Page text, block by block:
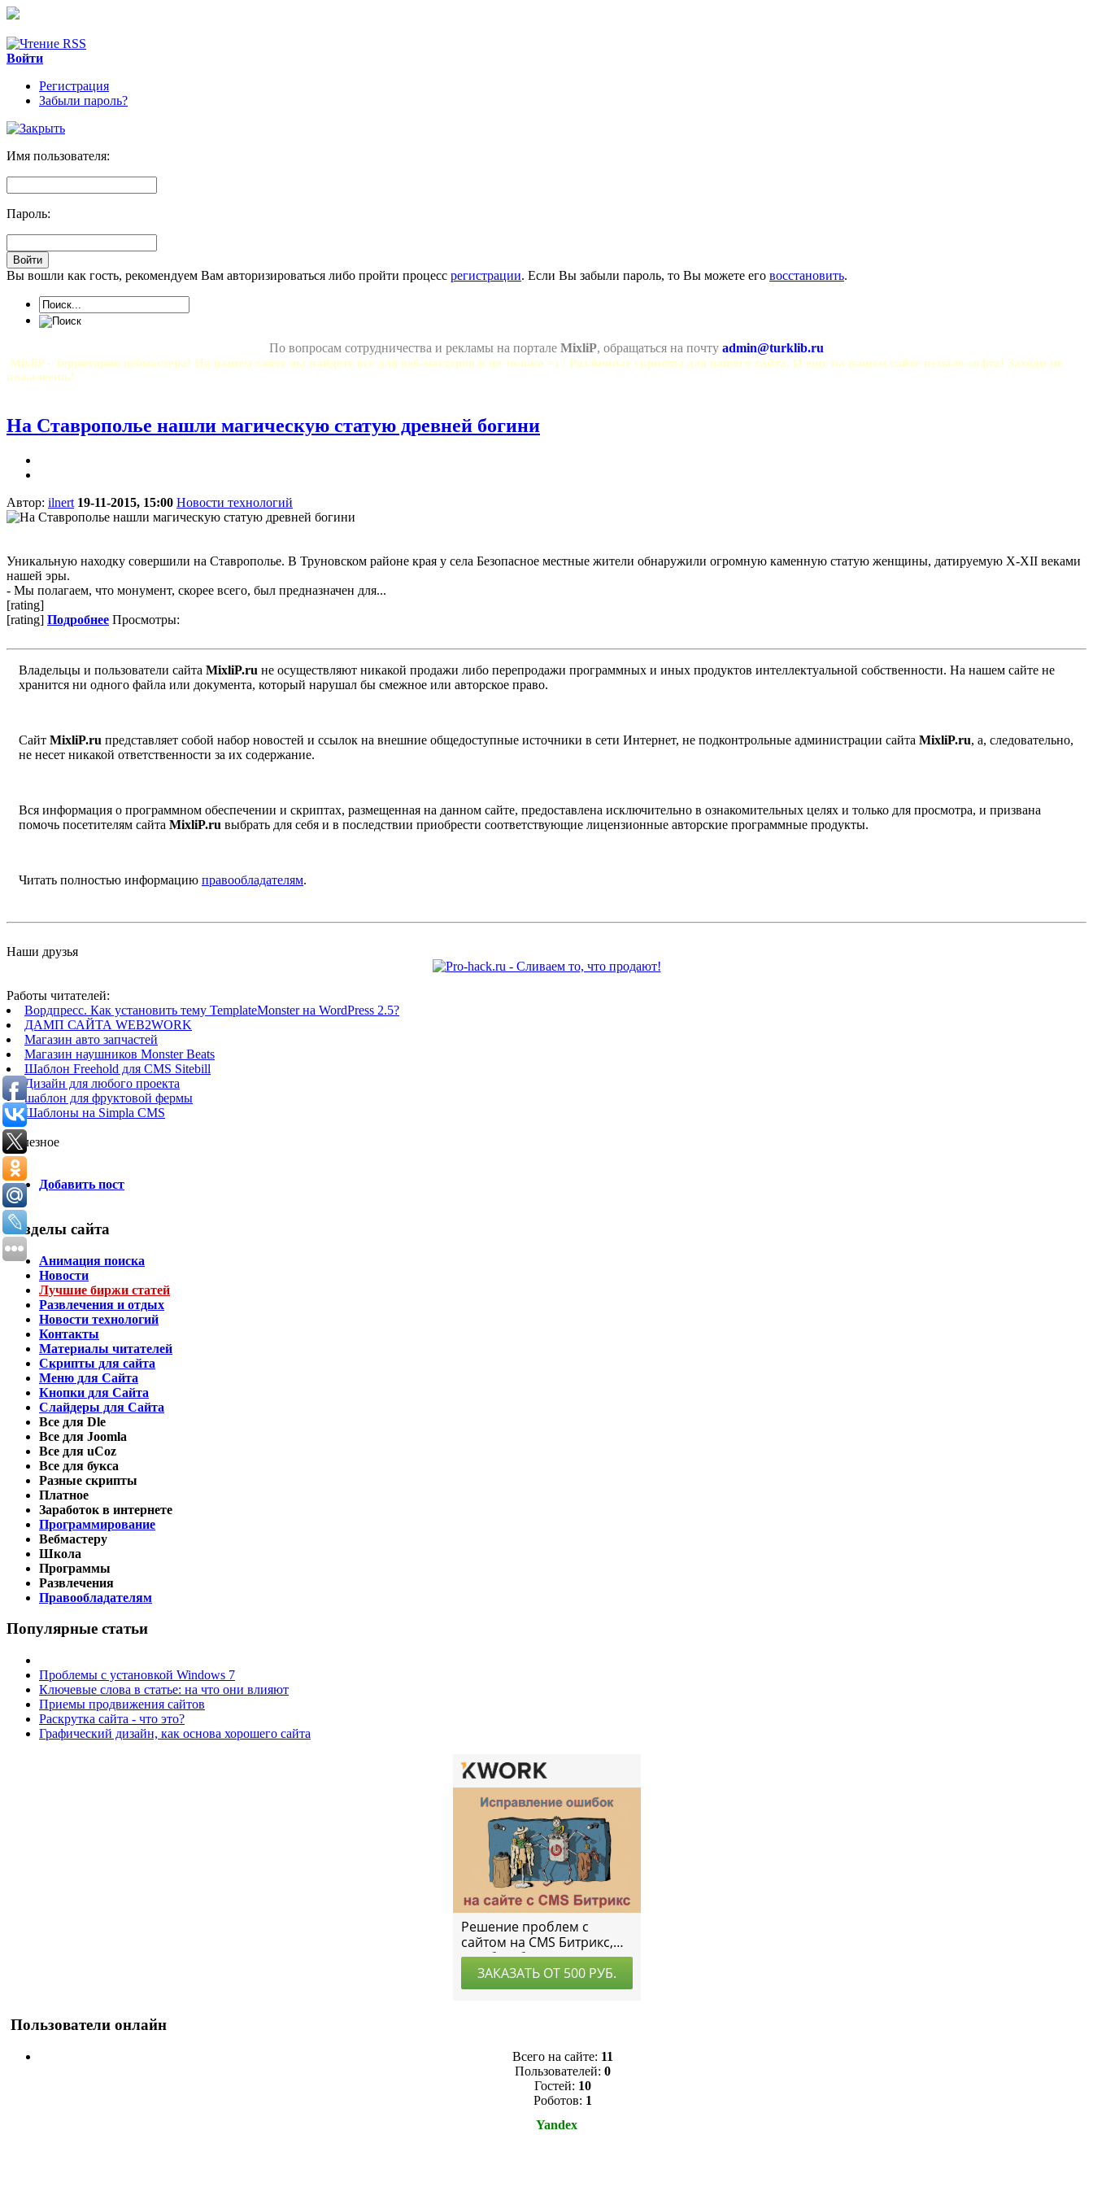
Войти
Регистрация
Забыли пароль?
Имя пользователя:
Пароль:
Вы вошли как гость, рекомендуем Вам авторизироваться либо пройти процесс регистрации. Если Вы забыли пароль, то Вы можете его восстановить.
По вопросам сотрудничества и рекламы на портале MixliP, обращаться на почту admin@turklib.ru
MixliP - Территория вебмастера! На нашем сайте вы найдете все для веб-мастеров и не только =) ! Различные скрипты для вашего сайта. И еще на нашем сайте немало софта! Заходи не
пожалеешь!
На Ставрополье нашли магическую статую древней богини
Автор: ilnert 19-11-2015, 15:00 Новости технологий
Уникальную находку совершили на Ставрополье. В Труновском районе края у села Безопасное местные жители обнаружили огромную каменную статую женщины, датируемую X-XII веками
нашей эры.
- Мы полагаем, что монумент, скорее всего, был предназначен для...
[rating]
[rating] Подробнее Просмотры:
Владельцы и пользователи сайта MixliP.ru не осуществляют никакой продажи либо перепродажи программных и иных продуктов интеллектуальной собственности. На нашем сайте не
хранится ни одного файла или документа, который нарушал бы смежное или авторское право.
Сайт MixliP.ru представляет собой набор новостей и ссылок на внешние общедоступные источники в сети Интернет, не подконтрольные администрации сайта MixliP.ru, а, следовательно,
не несет никакой ответственности за их содержание.
Вся информация о программном обеспечении и скриптах, размещенная на данном сайте, предоставлена исключительно в ознакомительных целях и только для просмотра, и призвана
помочь посетителям сайта MixliP.ru выбрать для себя и в последствии приобрести соответствующие лицензионные авторские программные продукты.
Читать полностью информацию правообладателям.
Наши друзья
Работы читателей:
Вордпресс. Как установить тему TemplateMonster на WordPress 2.5?
ДАМП САЙТА WEB2WORK
Магазин авто запчастей
Магазин наушников Monster Beats
Шаблон Freehold для CMS Sitebill
Дизайн для любого проекта
шаблон для фруктовой фермы
Шаблоны на Simpla CMS
Полезное
Добавить пост
Разделы сайта
Анимация поиска
Новости
Лучшие биржи статей
Развлечения и отдых
Новости технологий
Контакты
Материалы читателей
Скрипты для сайта
Меню для Сайта
Кнопки для Сайта
Слайдеры для Сайта
Все для Dle
Все для Joomla
Все для uCoz
Все для букса
Разные скрипты
Платное
Заработок в интернете
Программирование
Вебмастеру
Школа
Программы
Развлечения
Правообладателям
Популярные статьи
Проблемы с установкой Windows 7
Ключевые слова в статье: на что они влияют
Приемы продвижения сайтов
Раскрутка сайта - что это?
Графический дизайн, как основа хорошего сайта
Пользователи онлайн
Всего на сайте: 11
Пользователей: 0
Гостей: 10
Роботов: 1
Yandex